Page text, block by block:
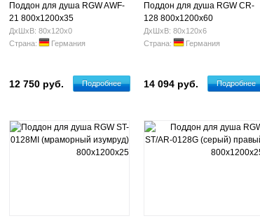
Поддон для душа RGW AWF-
21 800х1200х35
ДхШхВ: 80х120х0
Страна:
Германия
12 750 руб. Подробнее
Поддон для душа RGW CR-
128 800х1200х60
ДхШхВ: 80х120х6
Страна:
Германия
14 094 руб. Подробнее